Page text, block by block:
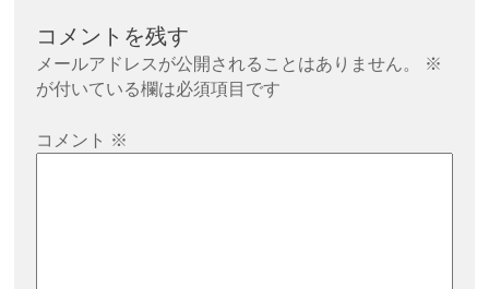
コメントを残す
メールアドレスが公開されることはありません。
※
が付いている欄は必須項目です
コメント ※